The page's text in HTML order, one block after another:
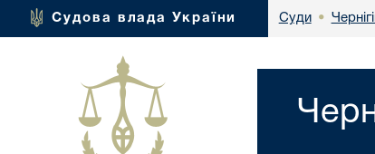
Судова влада України Суди •